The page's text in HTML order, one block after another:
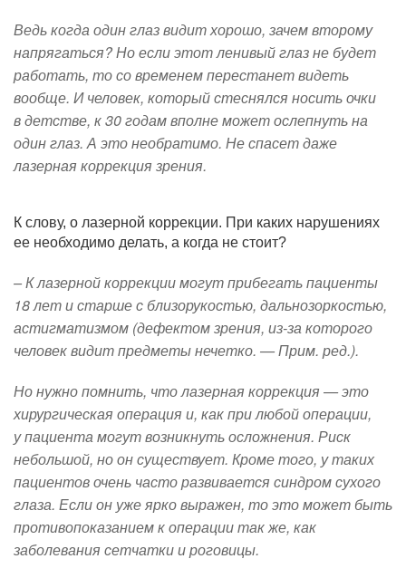
Ведь когда один глаз видит хорошо, зачем второму
напрягаться? Но если этот ленивый глаз не будет
работать, то со временем перестанет видеть
вообще. И человек, который стеснялся носить очки
в детстве, к 30 годам вполне может ослепнуть на
один глаз. А это необратимо. Не спасет даже
лазерная коррекция зрения.
К слову, о лазерной коррекции. При каких нарушениях
ее необходимо делать, а когда не стоит?
– К лазерной коррекции могут прибегать пациенты
18 лет и старше с близорукостью, дальнозоркостью,
астигматизмом (дефектом зрения, из-за которого
человек видит предметы нечетко. — Прим. ред.).
Но нужно помнить, что лазерная коррекция — это
хирургическая операция и, как при любой операции,
у пациента могут возникнуть осложнения. Риск
небольшой, но он существует. Кроме того, у таких
пациентов очень часто развивается синдром сухого
глаза. Если он уже ярко выражен, то это может быть
противопоказанием к операции так же, как
заболевания сетчатки и роговицы.